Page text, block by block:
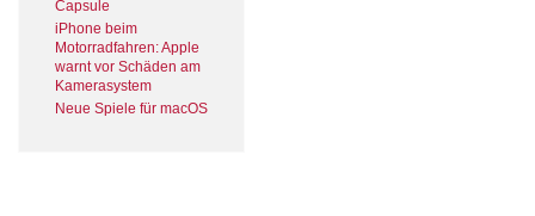
Capsule
iPhone beim
Motorradfahren: Apple
warnt vor Schäden am
Kamerasystem
Neue Spiele für macOS